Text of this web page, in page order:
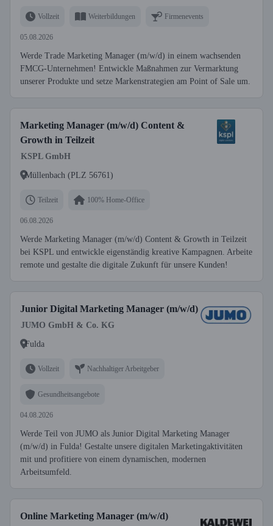
Vollzeit Weiterbildungen Firmenevents
05.08.2026
Werde Trade Marketing Manager (m/w/d) in einem wachsenden
FMCG-Unternehmen! Entwickle Maßnahmen zur Vermarktung
unserer Produkte und setze Markenstrategien am Point of Sale um.
Marketing Manager (m/w/d) Content &
Growth in Teilzeit
KSPL GmbH
Müllenbach (PLZ 56761)
Teilzeit 100% Home-Office
06.08.2026
Werde Marketing Manager (m/w/d) Content & Growth in Teilzeit
bei KSPL und entwickle eigenständig kreative Kampagnen. Arbeite
remote und gestalte die digitale Zukunft für unsere Kunden!
Junior Digital Marketing Manager (m/w/d)
JUMO GmbH & Co. KG
Fulda
Vollzeit Nachhaltiger Arbeitgeber
Gesundheitsangebote
04.08.2026
Werde Teil von JUMO als Junior Digital Marketing Manager
(m/w/d) in Fulda! Gestalte unsere digitalen Marketingaktivitäten
mit und profitiere von einem dynamischen, modernen
Arbeitsumfeld.
Online Marketing Manager (m/w/d)